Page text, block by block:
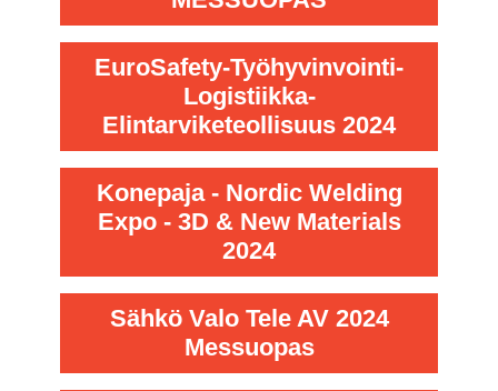
EuroSafety-Työhyvinvointi-
Logistiikka-
Elintarviketeollisuus 2024
Konepaja - Nordic Welding
Expo - 3D & New Materials
2024
Sähkö Valo Tele AV 2024
Messuopas